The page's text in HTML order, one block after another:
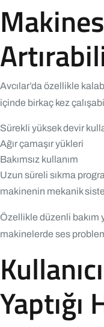
Avcılar’da özellikle
içinde birkaç kez
Sürekli yüksek devir
Ağır çamaşır yükleri
Bakımsız kullanım
Uzun süreli sıkma
makinenin mekanik
Özellikle düzenli bakım
makinelerde ses
Yaptığı